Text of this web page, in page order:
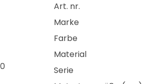
Art. nr.
Marke
Farbe
Material
Serie